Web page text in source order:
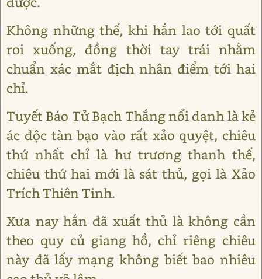
Không những thế, khi hắn lao tới quất
roi xuống, đồng thời tay trái nhằm
chuẩn xác mắt địch nhân điểm tới hai
chỉ.
Tuyết Báo Tử Bạch Thắng nổi danh là kẻ
ác độc tàn bạo vào rất xảo quyệt, chiêu
thứ nhất chỉ là hư trương thanh thế,
chiêu thứ hai mới là sát thủ, gọi là Xảo
Trích Thiên Tinh.
Xưa nay hắn đã xuất thủ là không cần
theo quy củ giang hồ, chỉ riêng chiêu
này đã lấy mạng không biết bao nhiêu